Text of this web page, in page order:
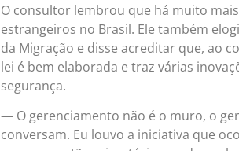
O consultor lembrou que há muito
estrangeiros no Brasil. Ele também
da Migração e disse acreditar que, ao
lei é bem elaborada e traz várias
segurança.
— O gerenciamento não é o muro, o
conversam. Eu louvo a iniciativa que